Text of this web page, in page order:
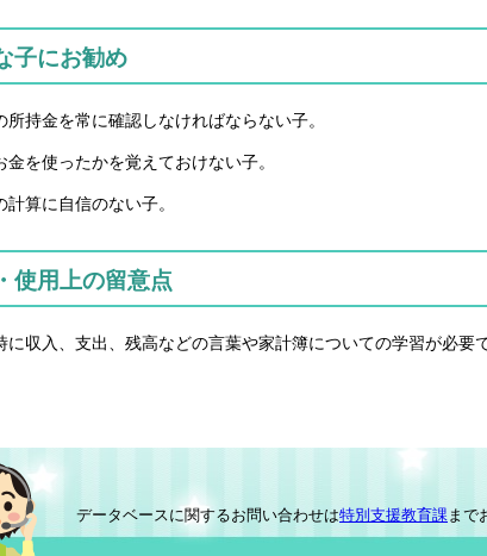
子にお勧め
所持金を常に確認しなければならない子。
金を使ったかを覚えておけない子。
計算に自信のない子。
使用上の留意点
に収入、支出、残高などの言葉や家計簿についての学習が必要で
データベースに関するお問い合わせは特別支援教育課まで